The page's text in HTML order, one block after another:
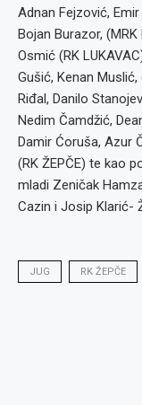
Adnan Fejzović,
Bojan Burazor,
Osmić (RK
Gušić, Kenan Muslić,
Riđal, Danilo
Nedim Čamdžić,
Damir Ćoruša, Azur
(RK ŽEPČE) te kao
mladi Zeničak
Cazin i Josip Klarić-
JUG RK ŽEPČE